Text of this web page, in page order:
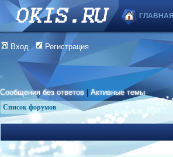
ГЛАВНАЯ
Вход Регистрация
Сообщения без ответов |Активные темы
Список форумов